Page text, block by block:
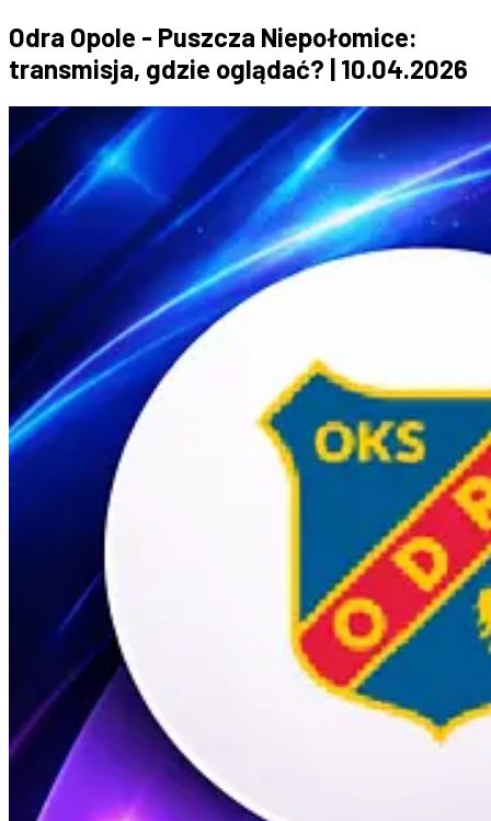
Odra Opole - Puszcza Niepołomice:
transmisja, gdzie oglądać? | 10.04.2026